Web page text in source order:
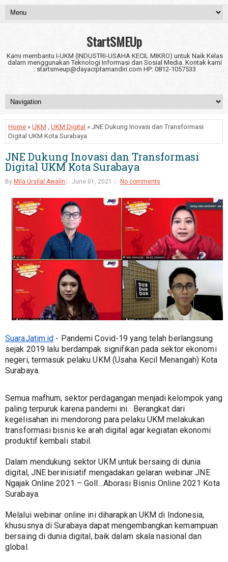
StartSMEUp
Kami membantu I-UKM (INDUSTRI-USAHA KECIL MIKRO) untuk Naik Kelas
dalam menggunakan Teknologi Informasi dan Sosial Media. Kontak kami
: startsmeup@dayaciptamandiri.com HP: 0812-1057533
Home » UKM , UKM Digital » JNE Dukung Inovasi dan Transformasi
Digital UKM Kota Surabaya
JNE Dukung Inovasi dan Transformasi
Digital UKM Kota Surabaya
By Mila Ursilal Awalin June 01, 2021 No comments
SuaraJatim.id - Pandemi Covid-19 yang telah berlangsung
sejak 2019 lalu berdampak signifikan pada sektor ekonomi
negeri, termasuk pelaku UKM (Usaha Kecil Menangah) Kota
Surabaya.
Semua mafhum, sektor perdagangan menjadi kelompok yang
paling terpuruk karena pandemi ini.  Berangkat dari
kegelisahan ini mendorong para pelaku UKM melakukan
transformasi bisnis ke arah digital agar kegiatan ekonomi
produktif kembali stabil.
Dalam mendukung sektor UKM untuk bersaing di dunia
digital, JNE berinisiatif mengadakan gelaran webinar JNE
Ngajak Online 2021 – Goll…Aborasi Bisnis Online 2021 Kota
Surabaya.
Melalui webinar online ini diharapkan UKM di Indonesia,
khususnya di Surabaya dapat mengembangkan kemampuan
bersaing di dunia digital, baik dalam skala nasional dan
global.